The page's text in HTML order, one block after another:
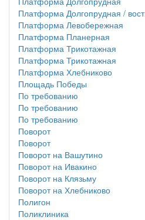
Платформа Долгопрудная /
Платформа Левобережная
Платформа Планерная
Платформа Трикотажная
Платформа Трикотажная
Платформа Хлебниково
Площадь Победы
По требованию
По требованию
По требованию
Поворот
Поворот
Поворот на Вашутино
Поворот на Ивакино
Поворот на Клязьму
Поворот на Хлебниково
Полигон
Поликлиника